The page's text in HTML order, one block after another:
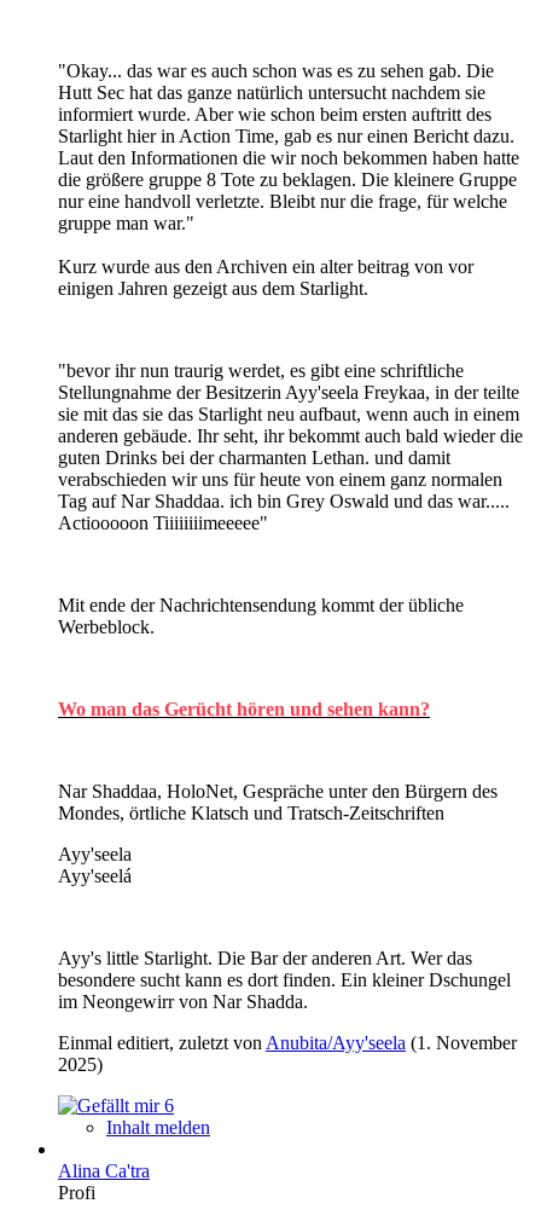
"Okay... das war es auch schon was es zu sehen gab. Die
Hutt Sec hat das ganze natürlich untersucht nachdem sie
informiert wurde. Aber wie schon beim ersten auftritt des
Starlight hier in Action Time, gab es nur einen Bericht dazu.
Laut den Informationen die wir noch bekommen haben hatte
die größere gruppe 8 Tote zu beklagen. Die kleinere Gruppe
nur eine handvoll verletzte. Bleibt nur die frage, für welche
gruppe man war."
Kurz wurde aus den Archiven ein alter beitrag von vor
einigen Jahren gezeigt aus dem Starlight.
"bevor ihr nun traurig werdet, es gibt eine schriftliche
Stellungnahme der Besitzerin Ayy'seela Freykaa, in der teilte
sie mit das sie das Starlight neu aufbaut, wenn auch in einem
anderen gebäude. Ihr seht, ihr bekommt auch bald wieder die
guten Drinks bei der charmanten Lethan. und damit
verabschieden wir uns für heute von einem ganz normalen
Tag auf Nar Shaddaa. ich bin Grey Oswald und das war.....
Actiooooon Tiiiiiiiimeeeee"
Mit ende der Nachrichtensendung kommt der übliche
Werbeblock.
Wo man das Gerücht hören und sehen kann?
Nar Shaddaa, HoloNet, Gespräche unter den Bürgern des
Mondes, örtliche Klatsch und Tratsch-Zeitschriften
Ayy'seela
Ayy'seelá
Ayy's little Starlight. Die Bar der anderen Art. Wer das
besondere sucht kann es dort finden. Ein kleiner Dschungel
im Neongewirr von Nar Shadda.
Einmal editiert, zuletzt von Anubita/Ayy'seela (1. November
2025)
6
Inhalt melden
Alina Ca'tra
Profi